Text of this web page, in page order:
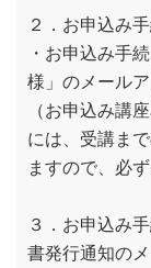
２．お申込み
・お申込み手
様」のメール
（お申込み講
には、受講ま
ますので、必
３．お申込み
書発行通知の